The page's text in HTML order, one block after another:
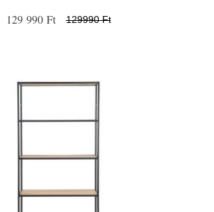
129 990 Ft 129990 Ft